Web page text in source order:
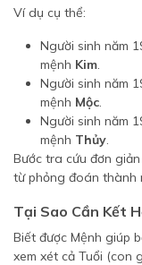
Ví dụ cụ thể:
Người sinh năm
mệnh Kim.
Người sinh năm
mệnh Mộc.
Người sinh năm
mệnh Thủy.
Bước tra cứu đơn
từ phỏng đoán thành
Tại Sao Cần Kết
Biết được Mệnh giúp
xem xét cả Tuổi (con